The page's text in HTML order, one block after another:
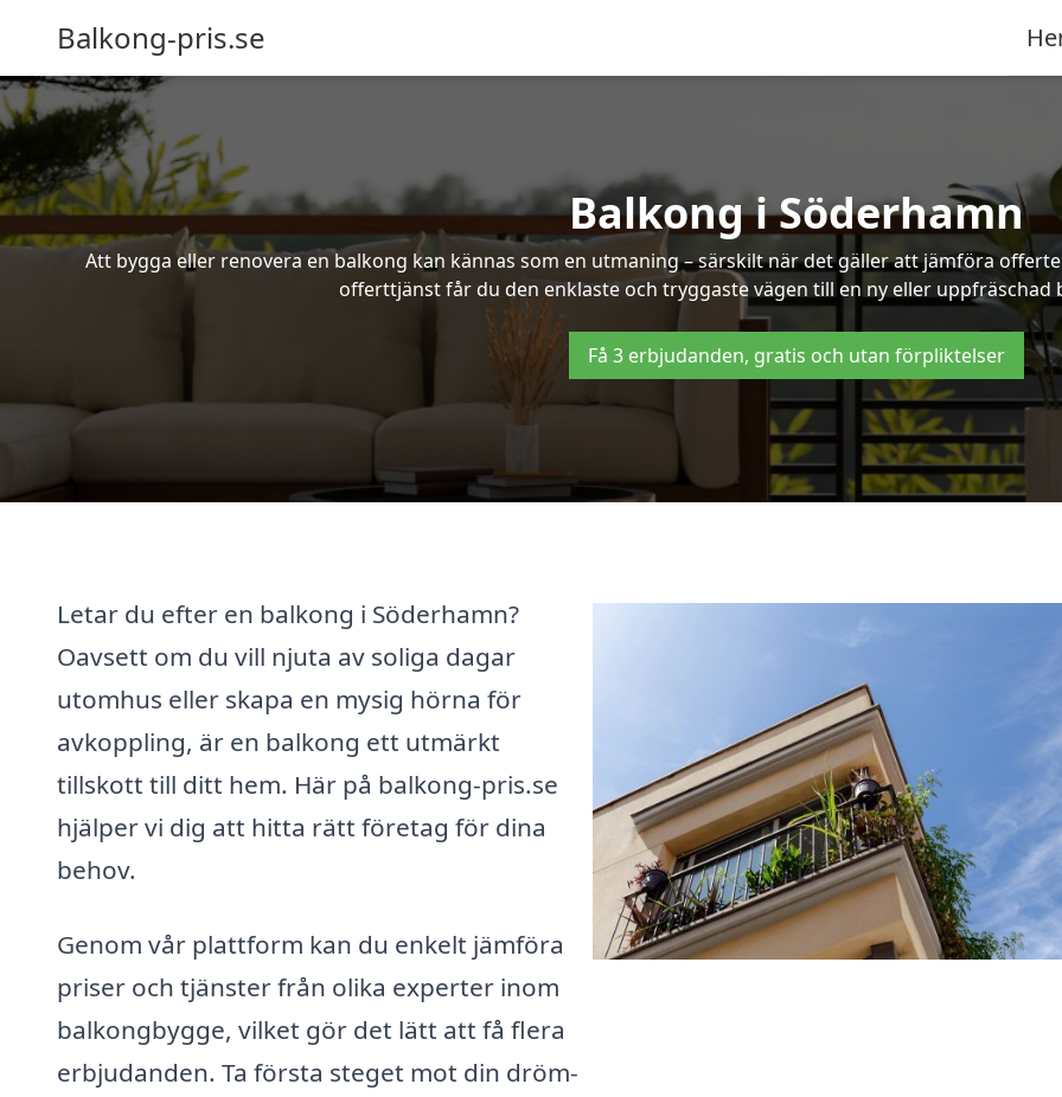
Balkong-pris.se
Balkong i Söderhamn
Att bygga eller renovera en balkong kan kännas som en utmaning – särskilt när det gäller att jämföra
offerttjänst får du den enklaste och tryggaste vägen till en ny eller uppfräschad
Få 3 erbjudanden, gratis och utan förpliktelser
Letar du efter en balkong i Söderhamn?
Oavsett om du vill njuta av soliga dagar
utomhus eller skapa en mysig hörna för
avkoppling, är en balkong ett utmärkt
tillskott till ditt hem. Här på balkong-pris.se
hjälper vi dig att hitta rätt företag för dina
behov.
Genom vår plattform kan du enkelt jämföra
priser och tjänster från olika experter inom
balkongbygge, vilket gör det lätt att få flera
erbjudanden. Ta första steget mot din dröm-